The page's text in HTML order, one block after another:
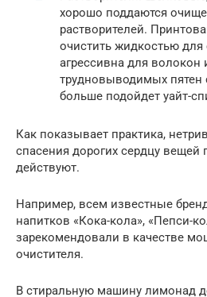
хорошо поддаются
растворителей.
очистить жидкостью для
агрессивна для волокон
трудновыводимых
больше подойдет уайт-
Как показывает практика,
спасения дорогих сердцу вещей
действуют.
Например, всем известные
напитков «Кока-кола», «Пепси-
зарекомендовали в качестве
очистителя.
В стиральную машину лимонад